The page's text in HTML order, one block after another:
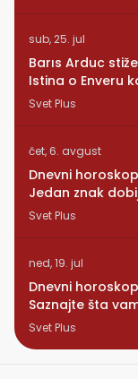
sub, 25. jul
Barıs Arduc
Istina o Enveru
promeni sve
Svet Plus
čet, 6. avgust
Dnevni
Jedan znak
se vraća osoba
Svet Plus
ned, 19. jul
Dnevni
Saznajte šta
ponedeljka
Svet Plus